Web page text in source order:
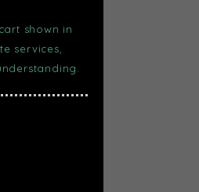
shown in
services,